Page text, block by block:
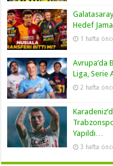
Hedef
1 hafta
Avrupa’da
Liga, Serie
2 hafta
Yapıldı…
3 hafta